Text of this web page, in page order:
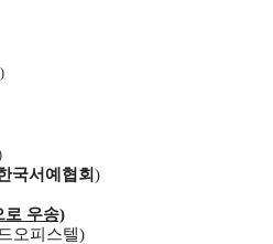
국서예협회)
로 우송)
오피스텔)